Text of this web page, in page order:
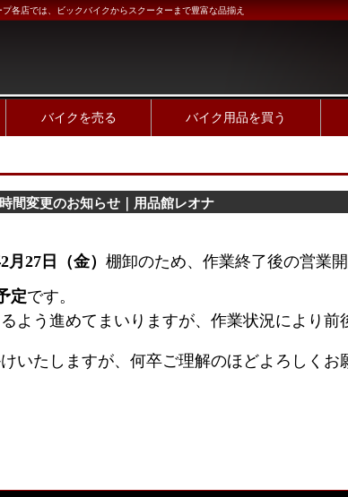
各店では、ビックバイクからスクーターまで豊富な品揃え
バイクを売る バイク用品を買う
間変更のお知らせ｜用品館レオナ
月27日（金） 棚卸のため、作業終了後の営業開
定です。
よう進めてまいりますが、作業状況により前
いたしますが、何卒ご理解のほどよろしくお